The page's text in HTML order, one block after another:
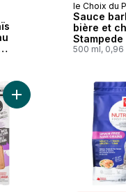
Préparé
le Choix du
Sauce
bière et
Stampede
500 ml, 0,96
Ajouter Saucisses de